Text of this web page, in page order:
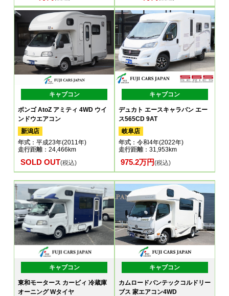
キャブコン
ボンゴ AtoZ アミティ 4WD ウイ
ンドウエアコン
新潟店
年式 ：平成23年(2011年)
走行距離：24,466km
SOLD OUT(税込)
キャブコン
デュカト エースキャラバン エー
ス565CD 9AT
岐阜店
年式：令和4年(2022年)
走行距離：31,953km
975.2万円(税込)
キャブコン
東和モータース カービィ 冷蔵庫
オーニング Wタイヤ
キャブコン
カムロードバンテックコルドリー
ブス 家エアコン4WD